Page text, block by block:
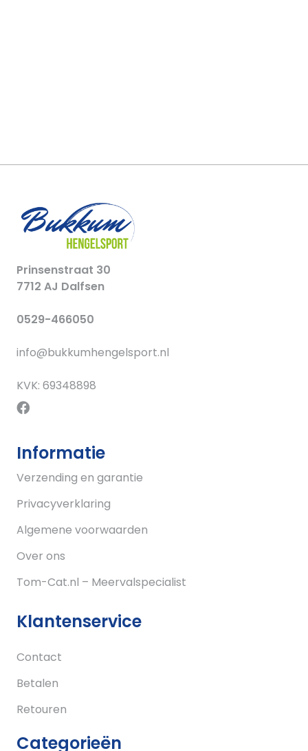
Prinsenstraat 30
7712 AJ Dalfsen
0529-466050
info@bukkumhengelsport.nl
KVK: 69348898
Informatie
Verzending en garantie
Privacyverklaring
Algemene voorwaarden
Over ons
Tom-Cat.nl – Meervalspecialist
Klantenservice
Contact
Betalen
Retouren
Categorieën